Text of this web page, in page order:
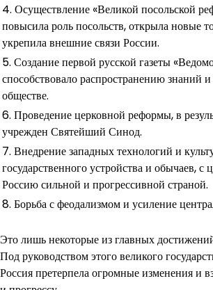
4. Осуществление «Великой посольской
повысила роль посольств, открыла новые
укрепила внешние связи России.
5. Создание первой русской газеты
способствовало распространению знаний
обществе.
6. Проведение церковной реформы, в
учрежден Святейший Синод.
7. Внедрение западных технологий и
государственного устройства и обычаев, с
Россию сильной и прогрессивной страной.
8. Борьба с феодализмом и усиление
Это лишь некоторые из главных
Под руководством этого великого
Россия претерпела огромные изменения и